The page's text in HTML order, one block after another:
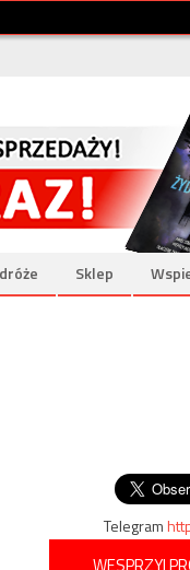
Sklep
Telegram